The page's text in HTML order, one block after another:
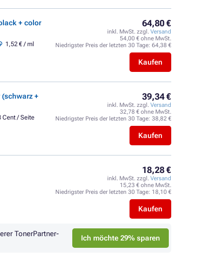
+ color
1,52 € / ml
64,80 €
inkl. MwSt. zzgl. Versand
54,00 € ohne MwSt.
Niedrigster Preis der letzten 30 Tage: 64,38 €
Kaufen
(schwarz +
Cent / Seite
39,34 €
inkl. MwSt. zzgl. Versand
32,78 € ohne MwSt.
Niedrigster Preis der letzten 30 Tage: 38,82 €
Kaufen
18,28 €
inkl. MwSt. zzgl. Versand
15,23 € ohne MwSt.
Niedrigster Preis der letzten 30 Tage: 18,10 €
Kaufen
TonerPartner-
Ich möchte 29% sparen